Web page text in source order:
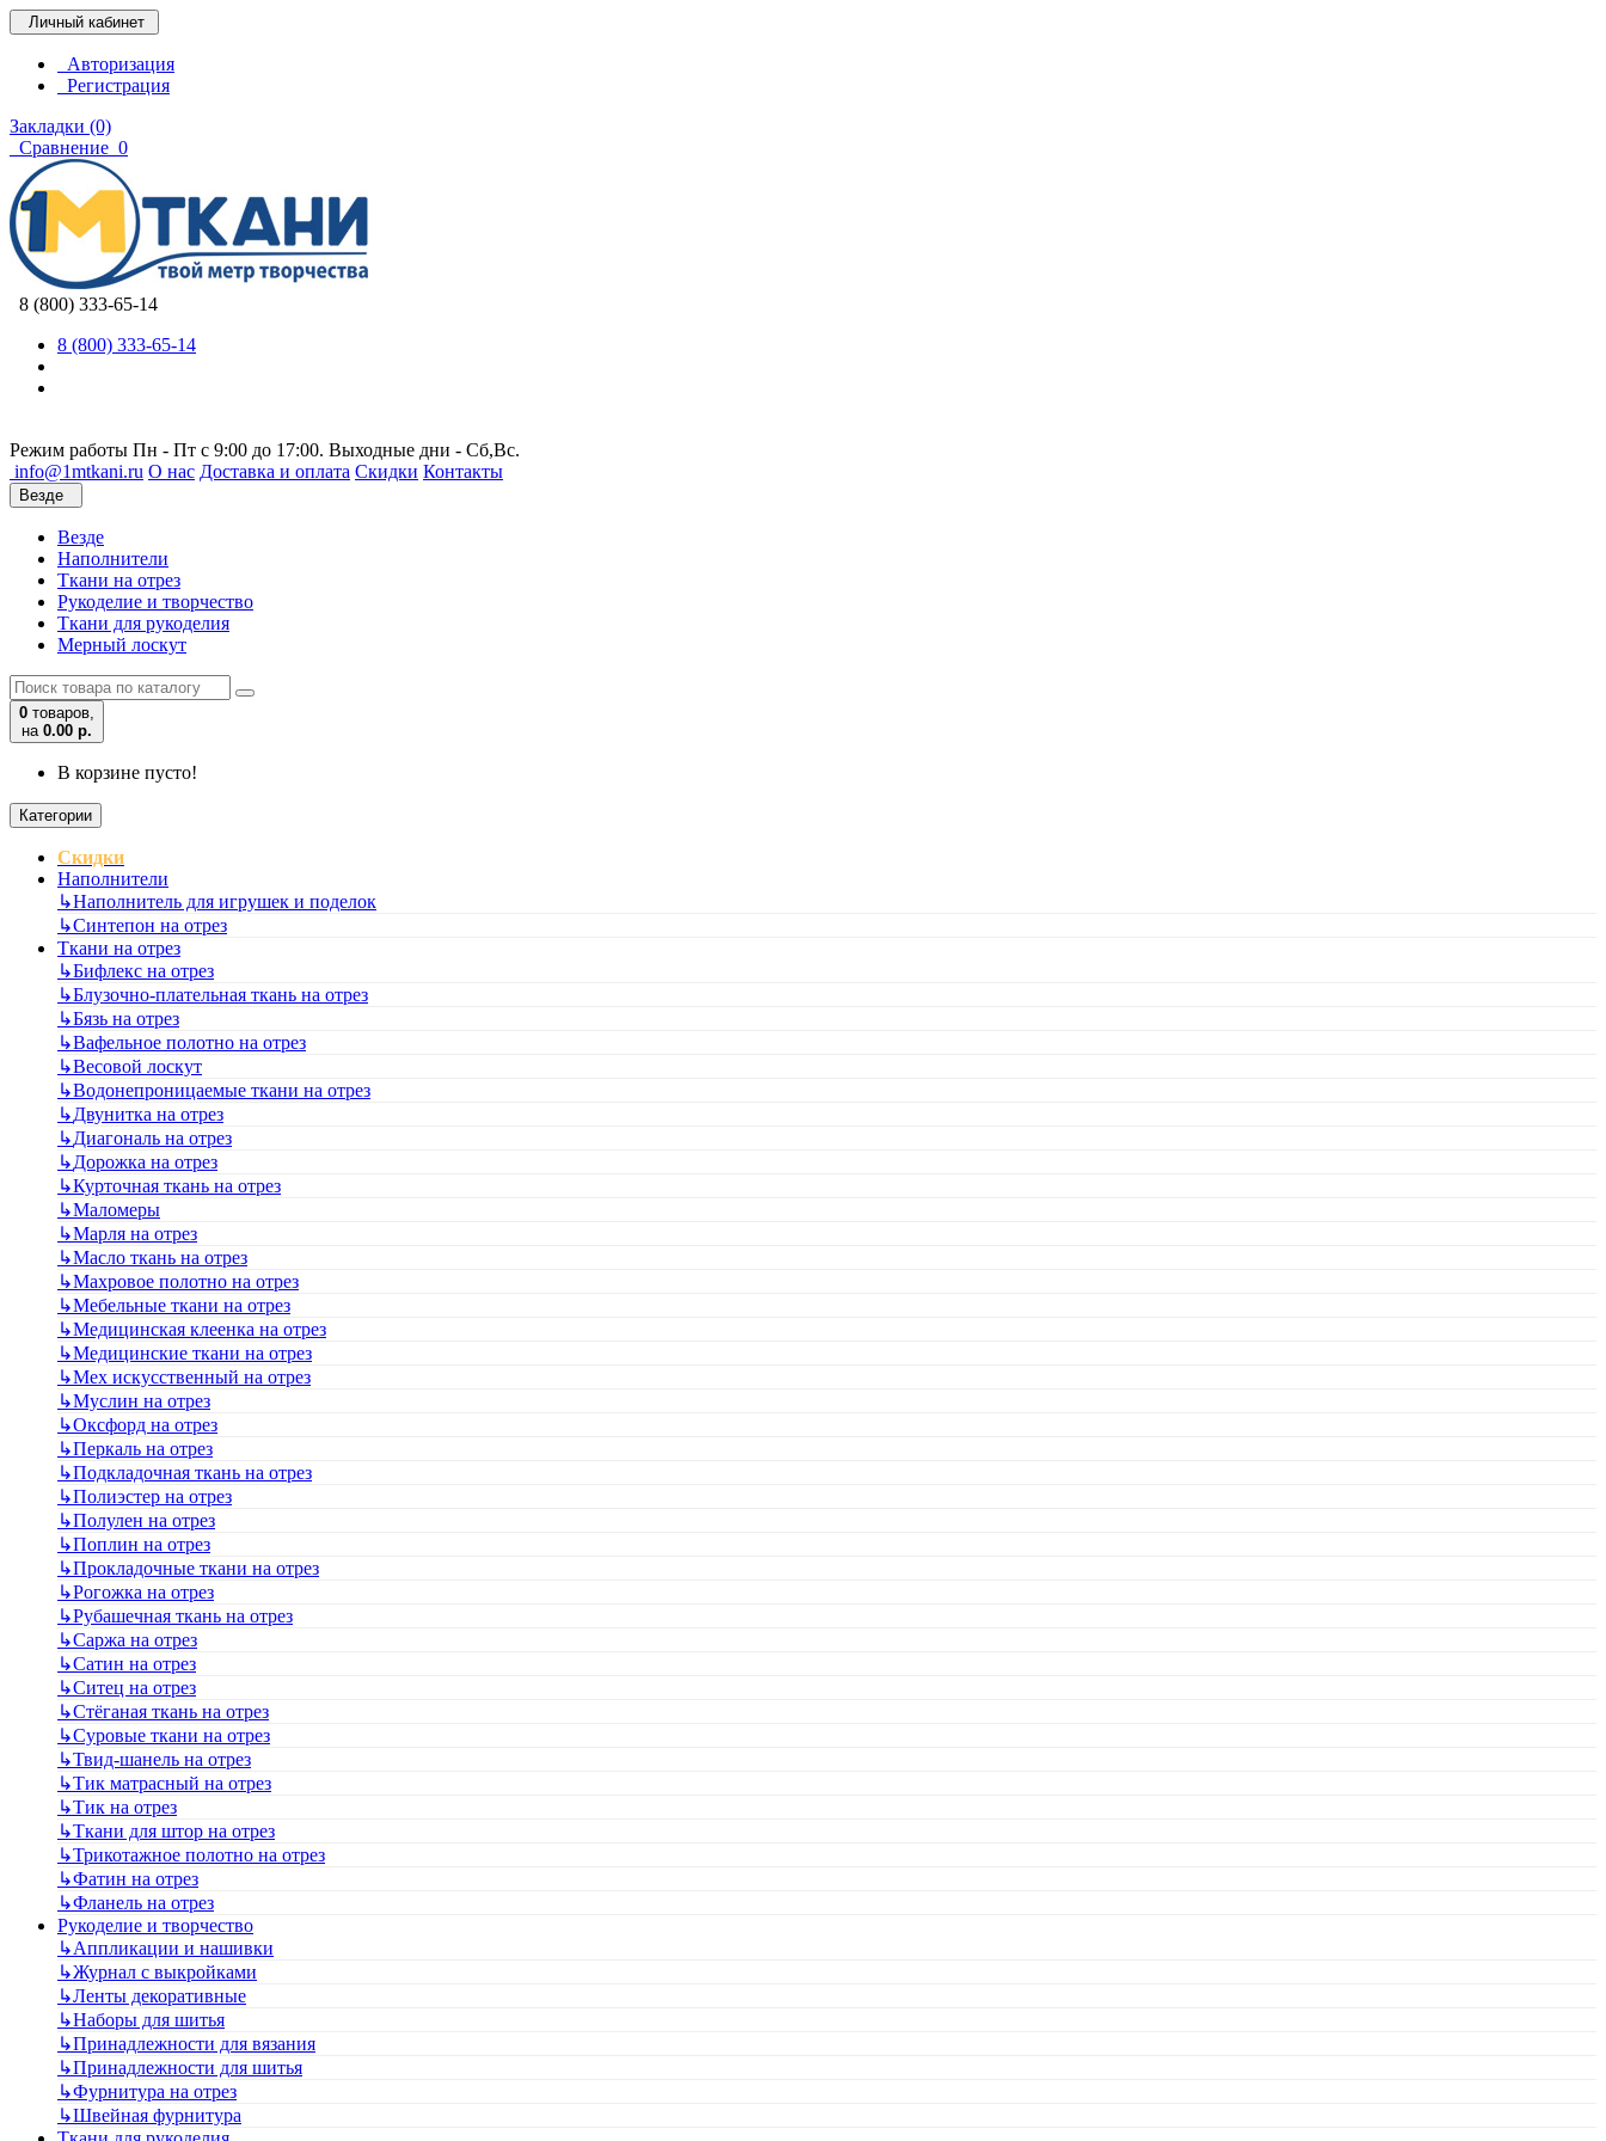
Личный кабинет
Авторизация
Регистрация
Закладки (0)
Сравнение 0
8 (800) 333-65-14
8 (800) 333-65-14
Режим работы Пн - Пт с 9:00 до 17:00. Выходные дни - Сб,Вс.
info@1mtkani.ru О нас Доставка и оплата Скидки Контакты
Везде
Везде
Наполнители
Ткани на отрез
Рукоделие и творчество
Ткани для рукоделия
Мерный лоскут
0 товаров,
на 0.00 р.
В корзине пусто!
Категории
Скидки
Наполнители
↳Наполнитель для игрушек и поделок
↳Синтепон на отрез
Ткани на отрез
↳Бифлекс на отрез
↳Блузочно-плательная ткань на отрез
↳Бязь на отрез
↳Вафельное полотно на отрез
↳Весовой лоскут
↳Водонепроницаемые ткани на отрез
↳Двунитка на отрез
↳Диагональ на отрез
↳Дорожка на отрез
↳Курточная ткань на отрез
↳Маломеры
↳Марля на отрез
↳Масло ткань на отрез
↳Махровое полотно на отрез
↳Мебельные ткани на отрез
↳Медицинская клеенка на отрез
↳Медицинские ткани на отрез
↳Мех искусственный на отрез
↳Муслин на отрез
↳Оксфорд на отрез
↳Перкаль на отрез
↳Подкладочная ткань на отрез
↳Полиэстер на отрез
↳Полулен на отрез
↳Поплин на отрез
↳Прокладочные ткани на отрез
↳Рогожка на отрез
↳Рубашечная ткань на отрез
↳Саржа на отрез
↳Сатин на отрез
↳Ситец на отрез
↳Стёганая ткань на отрез
↳Суровые ткани на отрез
↳Твид-шанель на отрез
↳Тик матрасный на отрез
↳Тик на отрез
↳Ткани для штор на отрез
↳Трикотажное полотно на отрез
↳Фатин на отрез
↳Фланель на отрез
Рукоделие и творчество
↳Аппликации и нашивки
↳Журнал с выкройками
↳Ленты декоративные
↳Наборы для шитья
↳Принадлежности для вязания
↳Принадлежности для шитья
↳Фурнитура на отрез
↳Швейная фурнитура